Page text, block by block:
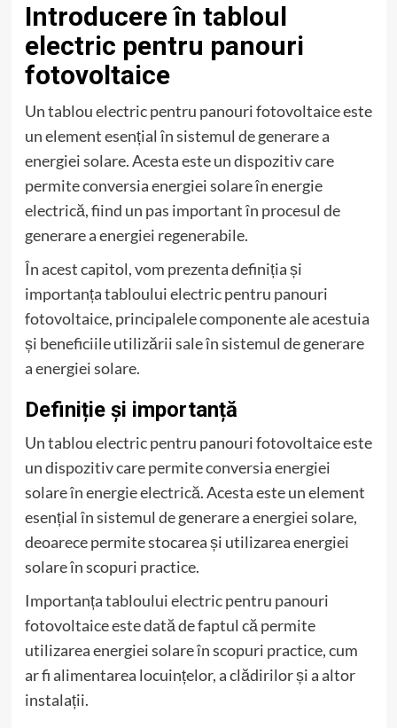
Introducere în tabloul
electric pentru panouri
fotovoltaice
Un tablou electric pentru panouri fotovoltaice este
un element esențial în sistemul de generare a
energiei solare. Acesta este un dispozitiv care
permite conversia energiei solare în energie
electrică, fiind un pas important în procesul de
generare a energiei regenerabile.
În acest capitol, vom prezenta definiția și
importanța tabloului electric pentru panouri
fotovoltaice, principalele componente ale acestuia
și beneficiile utilizării sale în sistemul de generare
a energiei solare.
Definiție și importanță
Un tablou electric pentru panouri fotovoltaice este
un dispozitiv care permite conversia energiei
solare în energie electrică. Acesta este un element
esențial în sistemul de generare a energiei solare,
deoarece permite stocarea și utilizarea energiei
solare în scopuri practice.
Importanța tabloului electric pentru panouri
fotovoltaice este dată de faptul că permite
utilizarea energiei solare în scopuri practice, cum
ar fi alimentarea locuințelor, a clădirilor și a altor
instalații.